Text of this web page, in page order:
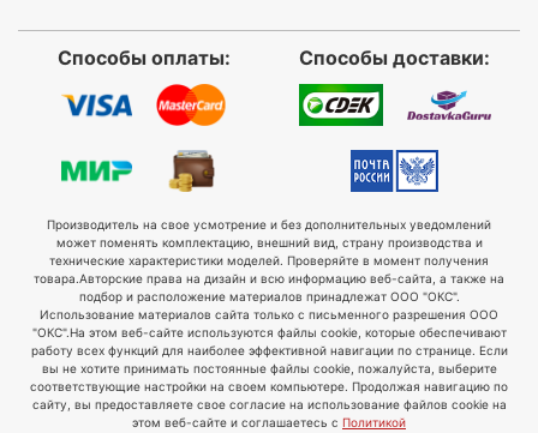
Способы оплаты: Способы доставки:
Производитель на свое усмотрение и без дополнительных уведомлений
может поменять комплектацию, внешний вид, страну производства и
технические характеристики моделей. Проверяйте в момент получения
товара. Авторские права на дизайн и всю информацию веб-сайта, а также на
подбор и расположение материалов принадлежат ООО "ОКС".
Использование материалов сайта только с письменного разрешения ООО
"ОКС".На этом веб-сайте используются файлы cookie, которые обеспечивают
работу всех функций для наиболее эффективной навигации по странице. Если
вы не хотите принимать постоянные файлы cookie, пожалуйста, выберите
соответствующие настройки на своем компьютере. Продолжая навигацию по
сайту, вы предоставляете свое согласие на использование файлов cookie на
этом веб-сайте и соглашаетесь с Политикой